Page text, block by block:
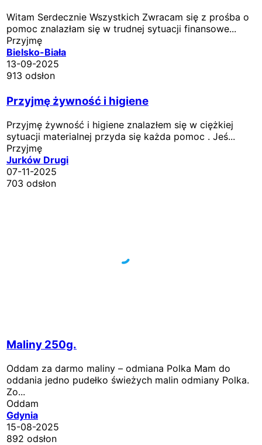
Witam Serdecznie Wszystkich Zwracam się z prośba o
pomoc znalazłam się w trudnej sytuacji finansowe...
Przyjmę
Bielsko-Biała
13-09-2025
913 odsłon
Przyjmę żywność i higiene
Przyjmę żywność i higiene znalazłem się w ciężkiej
sytuacji materialnej przyda się każda pomoc . Jeś...
Przyjmę
Jurków Drugi
07-11-2025
703 odsłon
Maliny 250g.
Oddam za darmo maliny – odmiana Polka Mam do
oddania jedno pudełko świeżych malin odmiany Polka.
Zo...
Oddam
Gdynia
15-08-2025
892 odsłon